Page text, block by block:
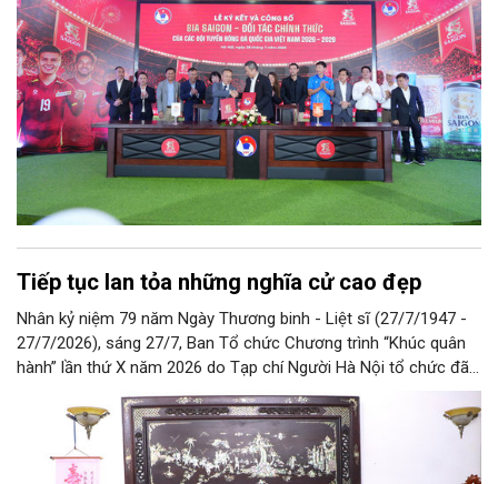
Tiếp tục lan tỏa những nghĩa cử cao đẹp
Nhân kỷ niệm 79 năm Ngày Thương binh - Liệt sĩ (27/7/1947 -
27/7/2026), sáng 27/7, Ban Tổ chức Chương trình “Khúc quân
hành” lần thứ X năm 2026 do Tạp chí Người Hà Nội tổ chức đã
đến thăm hỏi, tri ân và trao tặng quà cho các thương binh, gia
đình liệt sỹ trong cuộc khánh chiến chống Pháp, chống Mỹ.